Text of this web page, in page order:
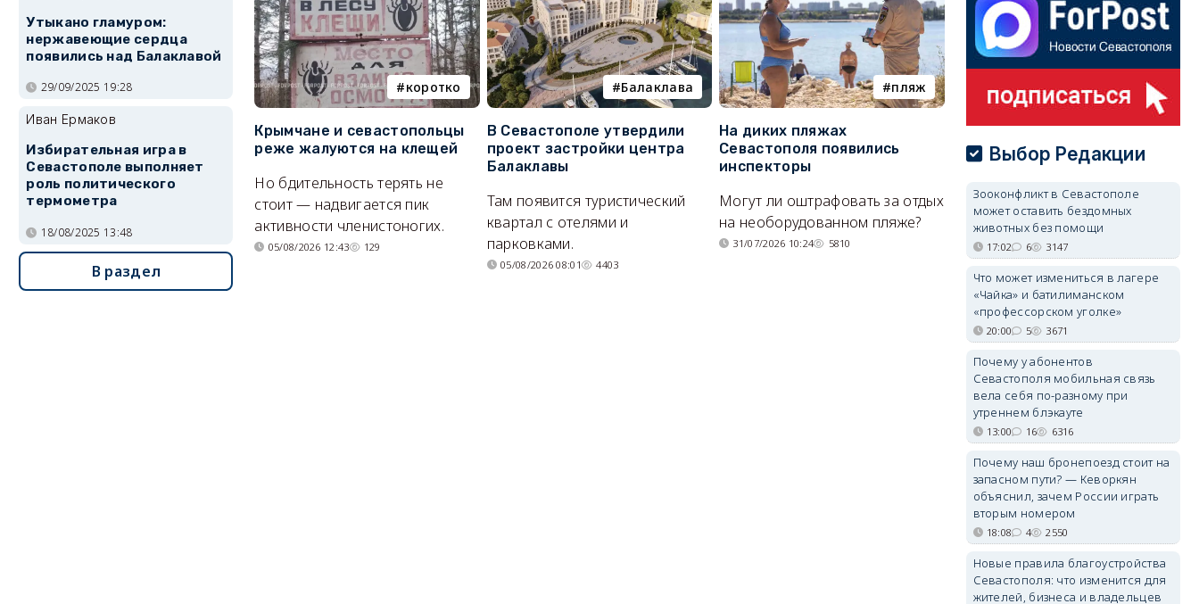
коротко
Крымчане и севастопольцы
реже жалуются на клещей
Но бдительность терять не
стоит — надвигается пик
активности членистоногих.
05/08/2026 12:43 129
Балаклава
В Севастополе утвердили
проект застройки центра
Балаклавы
Там появится туристический
квартал с отелями и
парковками.
05/08/2026 08:01 4403
пляж
На диких пляжах
Севастополя появились
инспекторы
Могут ли оштрафовать за отдых
на необорудованном пляже?
31/07/2026 10:24 5810
туризм
Двух москвичей на
сапбордах унесло от берега
Крыма на километр в море
Спасатели благополучно
вернули туристов обратно на
сушу.
Утыкано гламуром:
нержавеющие сердца
появились над Балаклавой
29/09/2025 19:28
Иван Ермаков
Избирательная игра в
Севастополе выполняет
роль политического
термометра
18/08/2025 13:48
В раздел
Выбор Редакции
Зооконфликт в Севастополе
может оставить бездомных
животных без помощи
17:02 6 3147
Что может измениться в лагере
«Чайка» и батилиманском
«профессорском уголке»
20:00 5 3671
Почему у абонентов
Севастополя мобильная связь
вела себя по-разному при
утреннем блэкауте
13:00 16 6316
Почему наш бронепоезд стоит на
запасном пути? — Кеворкян
объяснил, зачем России играть
вторым номером
18:08 4 2550
Новые правила благоустройства
Севастополя: что изменится для
жителей, бизнеса и владельцев